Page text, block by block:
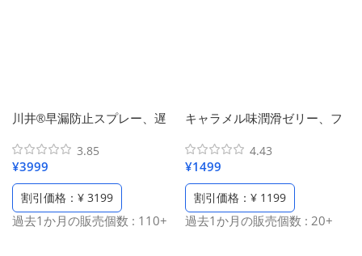
川井®早漏防止スプレー、遅
貴重な植物配合、日本ブラン
ド（6 ml/20回分）
3.85
¥3999
割引価格：¥ 3199
過去1か月の販売個数 : 110+
キャラメル味潤滑ゼリー、フ
剤、エロチック潤滑液、純粋
植物性キャラメル配合、水溶
性 低刺激、甘い風味の潤滑ジ
ェルカレー、トラベルポータ
ブル（1パックあたり3グラ
4.43
¥1499
割引価格：¥ 1199
過去1か月の販売個数 : 20+